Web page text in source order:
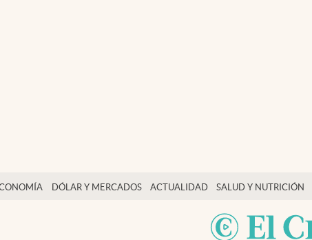
DÓLAR Y MERCADOS ACTUALIDAD SALUD Y NUTRICIÓN